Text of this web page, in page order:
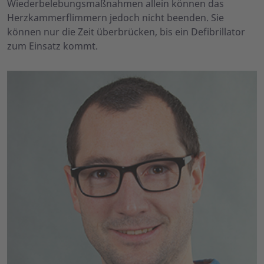
Wiederbelebungsmaßnahmen allein können das
Herzkammerflimmern jedoch nicht beenden. Sie
können nur die Zeit überbrücken, bis ein Defibrillator
zum Einsatz kommt.